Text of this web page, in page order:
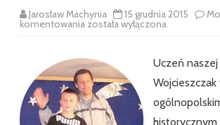
Jarosław Machynia 15 grudnia 2015
komentowania Konkurs
i
dzieje
oręża
polskiego
w
latach
1531-
została wyłączona
Uczeń naszej
Wojcieszczak